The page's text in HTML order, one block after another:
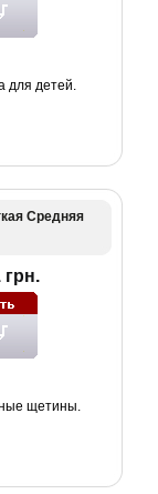
для детей.
Средняя
грн.
щетины.